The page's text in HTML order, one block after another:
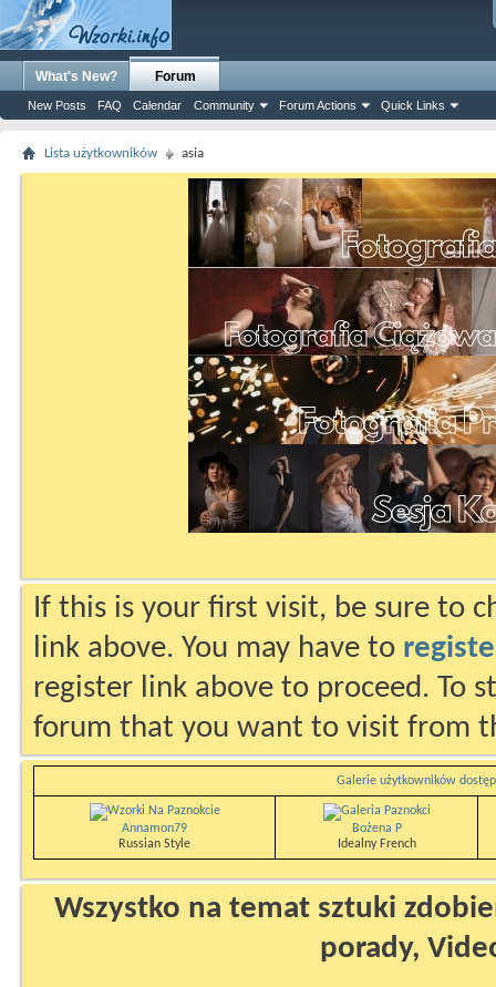
What's New? Forum
New Posts FAQ Calendar Community Forum Actions Quick Links
Lista użytkowników asia
If this is your first visit, be sure to
link above. You may have to
register link above to proceed. To
forum that you want to visit from
Galerie użytkowników
Annamon79
Russian Style
Bożena P
Idealny French
Wszystko na temat sztuki
porady,